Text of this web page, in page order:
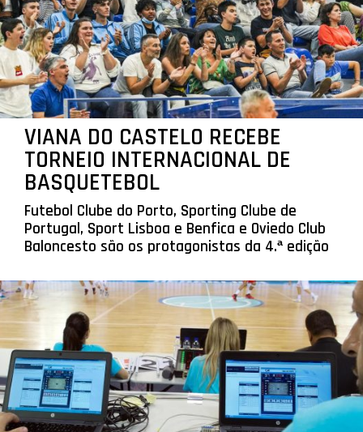
VIANA DO CASTELO RECEBE
TORNEIO INTERNACIONAL DE
BASQUETEBOL
Futebol Clube do Porto, Sporting Clube de
Portugal, Sport Lisboa e Benfica e Oviedo Club
Baloncesto são os protagonistas da 4.ª edição